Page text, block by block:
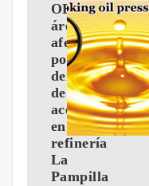
OEFA:
área
afectada
por
derrame
de
aceite
en
refinería
La
Pampilla